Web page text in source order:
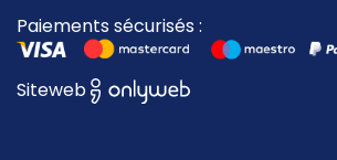
Paiements sécurisés :
Siteweb